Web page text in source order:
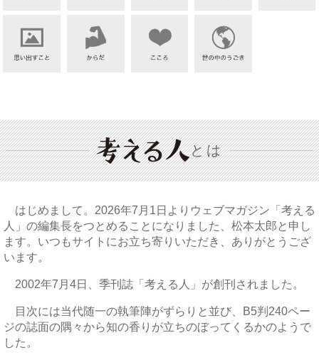
とは
はじめまして。2026年7月1日よりウェブマガジン「考える
人」の編集長をつとめることになりました、松本太郎と申し
ます。いつもサイトにお立ち寄りいただき、ありがとうござ
います。
2002年7月4日、季刊誌「考える人」が創刊されました。
目次には当代随一の執筆陣がずらりと並び、B5判240ペー
ジの誌面の隅々から知の香りが立ちのぼってくるかのようで
した。